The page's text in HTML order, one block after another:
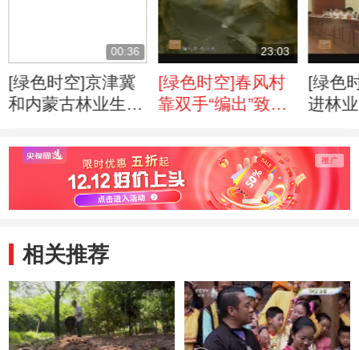
00:36
[绿色时空]京津冀
和内蒙古林业生态
开(20140824)
23:03
[绿色时空]春风村
靠双手“编出”致富
[绿色
进林
相关推荐